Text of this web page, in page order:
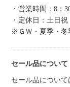
・営業時間：8：
・定休日：土日祝
※ＧＷ・夏季・冬
セール品について
セール品について